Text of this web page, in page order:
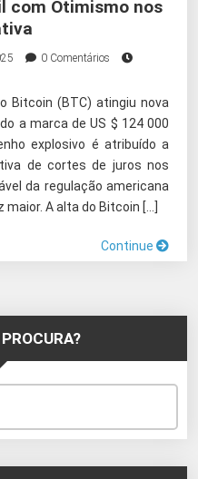
com Otimismo nos
0 Comentários
Bitcoin (BTC) atingiu nova
a marca de US $ 124 000
explosivo é atribuído a
de cortes de juros nos
da regulação americana
A alta do Bitcoin […]
Continue